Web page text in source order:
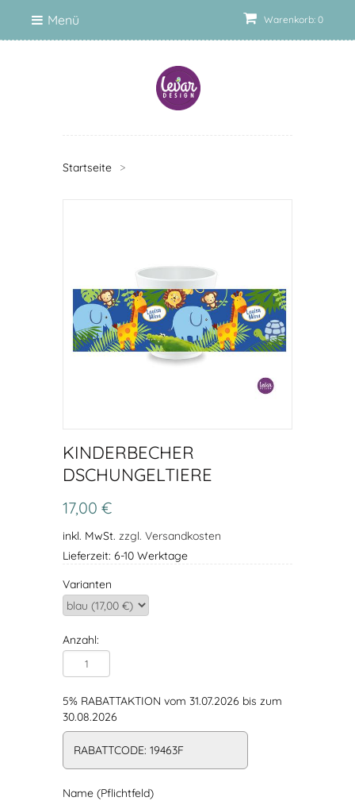
Warenkorb: 0
Menü
Startseite >
KINDERBECHER
DSCHUNGELTIERE
17,00 €
inkl. MwSt. zzgl. Versandkosten
Lieferzeit: 6-10 Werktage
Varianten
Anzahl:
5% RABATTAKTION vom 31.07.2026 bis zum
30.08.2026
RABATTCODE: 19463F
Name (Pflichtfeld)